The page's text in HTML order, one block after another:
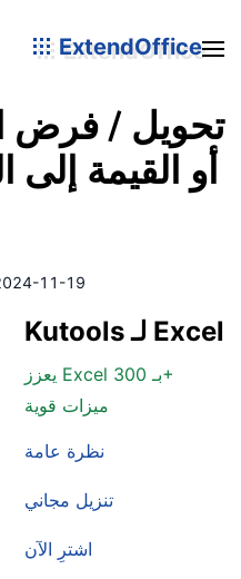
ExtendOffice
تحويل / فرض
أو القيمة
11-19
Kutools لـ Excel
يعزز Excel بـ 300+
ميزات قوية
نظرة عامة
تنزيل مجاني
اشترِ الآن